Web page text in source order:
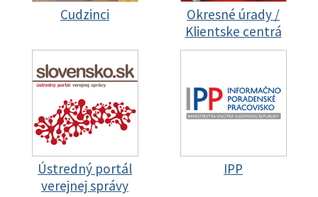
Cudzinci
Okresné úrady /
Klientske centrá
Ústredný portál
verejnej správy
IPP